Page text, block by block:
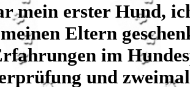
mein erster Hund,
Eltern
im
und